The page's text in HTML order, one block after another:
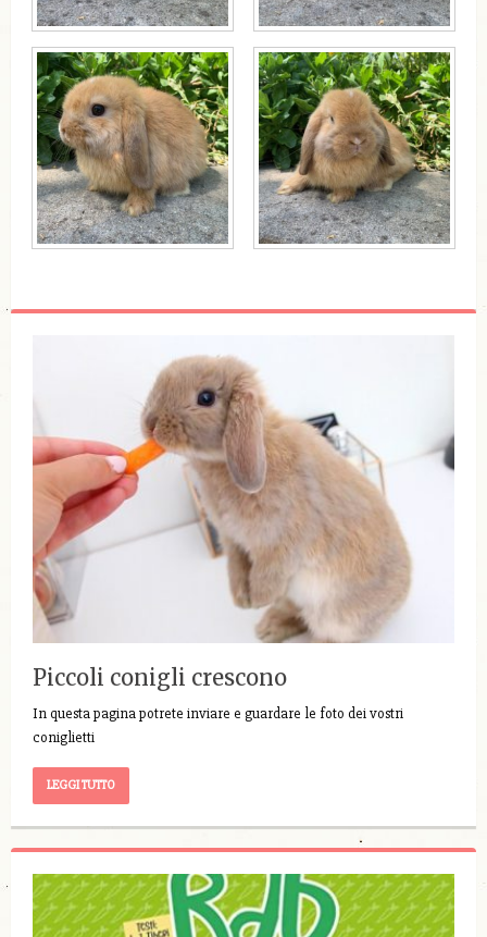
Piccoli conigli crescono
In questa pagina potrete inviare e guardare le foto dei vostri
coniglietti
LEGGI TUTTO